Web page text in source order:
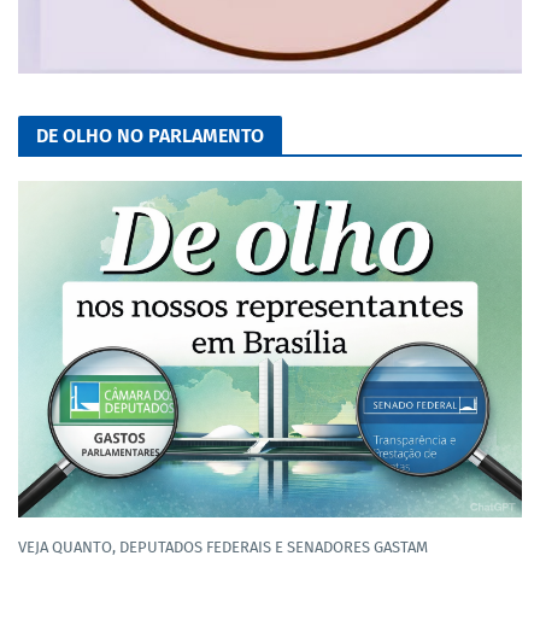
DE OLHO NO PARLAMENTO
VEJA QUANTO, DEPUTADOS FEDERAIS E SENADORES GASTAM